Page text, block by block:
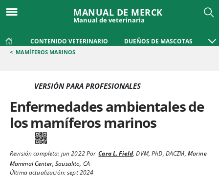
MANUAL DE MERCK
Manual de veterinaria
CONTENIDO VETERINARIO DUEÑOS DE MASCOTAS
< MAMÍFEROS MARINOS
VERSIÓN PARA PROFESIONALES
Enfermedades ambientales de
los mamíferos marinos
Revisión completa: jun 2022Por Cara L. Field,DVM, PhD, DACZM, Marine
Mammal Center, Sausalito, CA
Última actualización: sept 2024